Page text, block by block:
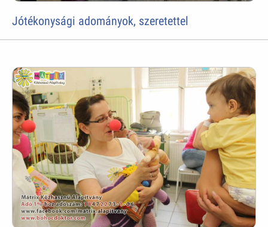
Jótékonysági adományok, szeretettel